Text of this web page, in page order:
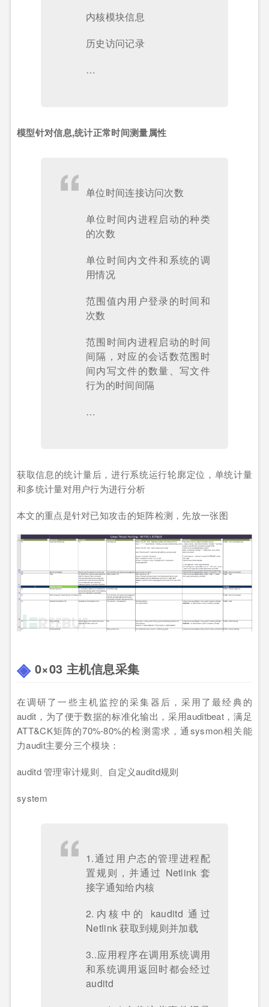
内核模块信息
历史访问记录
…
模型针对信息,统计正常时间测量属性
单位时间连接访问次数
单位时间内进程启动的种类
的次数
单位时间内文件和系统的调
用情况
范围值内用户登录的时间和
次数
范围时间内进程启动的时间
间隔，对应的会话数范围时
间内写文件的数量、写文件
行为的时间间隔
…
获取信息的统计量后，进行系统运行轮廓定位，单统计量
和多统计量对用户行为进行分析
本文的重点是针对已知攻击的矩阵检测，先放一张图
0×03 主机信息采集
在调研了一些主机监控的采集器后，采用了最经典的
audit，为了便于数据的标准化输出，采用auditbeat，满足
ATT&CK矩阵的70%-80%的检测需求，通sysmon相关能
力audit主要分三个模块：
auditd 管理审计规则、自定义auditd规则
system
1.通过用户态的管理进程配
置规则，并通过 Netlink 套
接字通知给内核
2.内核中的 kauditd 通过
Netlink 获取到规则并加载
3..应用程序在调用系统调用
和系统调用返回时都会经过
auditd